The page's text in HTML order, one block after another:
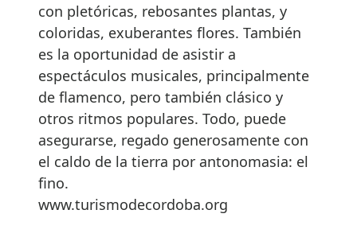
con pletóricas, rebosantes plantas, y
coloridas, exuberantes flores. También
es la oportunidad de asistir a
espectáculos musicales, principalmente
de flamenco, pero también clásico y
otros ritmos populares. Todo, puede
asegurarse, regado generosamente con
el caldo de la tierra por antonomasia: el
fino.
www.turismodecordoba.org